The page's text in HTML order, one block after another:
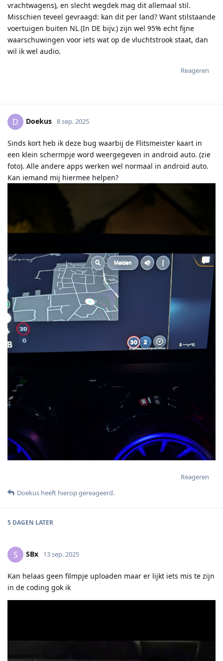
vrachtwagens), en slecht wegdek mag dit allemaal stil.
Misschien teveel gevraagd: kan dit per land? Want stilstaande
voertuigen buiten NL (In DE bijv.) zijn wel 95% echt fijne
waarschuwingen voor iets wat op de vluchtstrook staat, dan
wil ik wel audio.
Reageren
D Doekus 8 sep. 2025
Sinds kort heb ik deze bug waarbij de Flitsmeister kaart in
een klein schermpje word weergegeven in android auto. (zie
foto). Alle andere apps werken wel normaal in android auto.
Kan iemand mij hiermee helpen?
Reageren
Doekus heeft hierop gereageerd.
5 DAGEN LATER
S SBx 13 sep. 2025
Kan helaas geen filmpje uploaden maar er lijkt iets mis te zijn
in de coding gok ik